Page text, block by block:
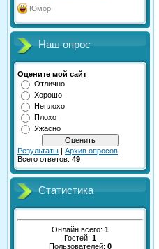
Юмор
Наш опрос
Оцените мой сайт
Отлично
Хорошо
Неплохо
Плохо
Ужасно
Результаты | Архив опросов
Всего ответов: 49
Статистика
Онлайн всего: 1
Гостей: 1
Пользователей: 0